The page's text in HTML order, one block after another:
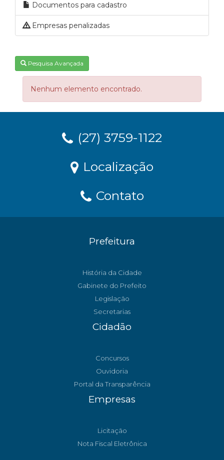
Documentos para cadastro
Empresas penalizadas
Pesquisa Avançada
Nenhum elemento encontrado.
(27) 3759-1122
Localização
Contato
Prefeitura
História da Cidade
Gabinete do Prefeito
Legislação
Secretarias
Cidadão
Concursos
Ouvidoria
Portal da Transparência
Empresas
Licitação
Nota Fiscal Eletrônica